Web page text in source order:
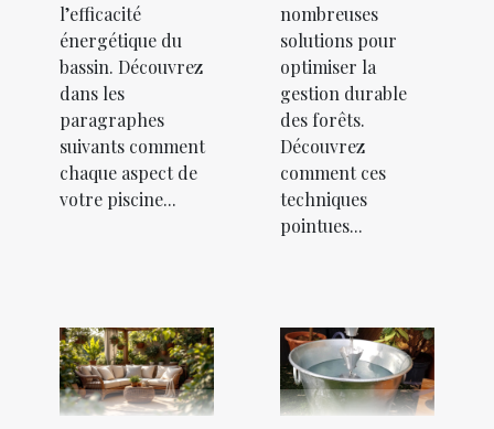
l’efficacité
énergétique du
bassin. Découvrez
dans les
paragraphes
suivants comment
chaque aspect de
votre piscine...
nombreuses
solutions pour
optimiser la
gestion durable
des forêts.
Découvrez
comment ces
techniques
pointues...